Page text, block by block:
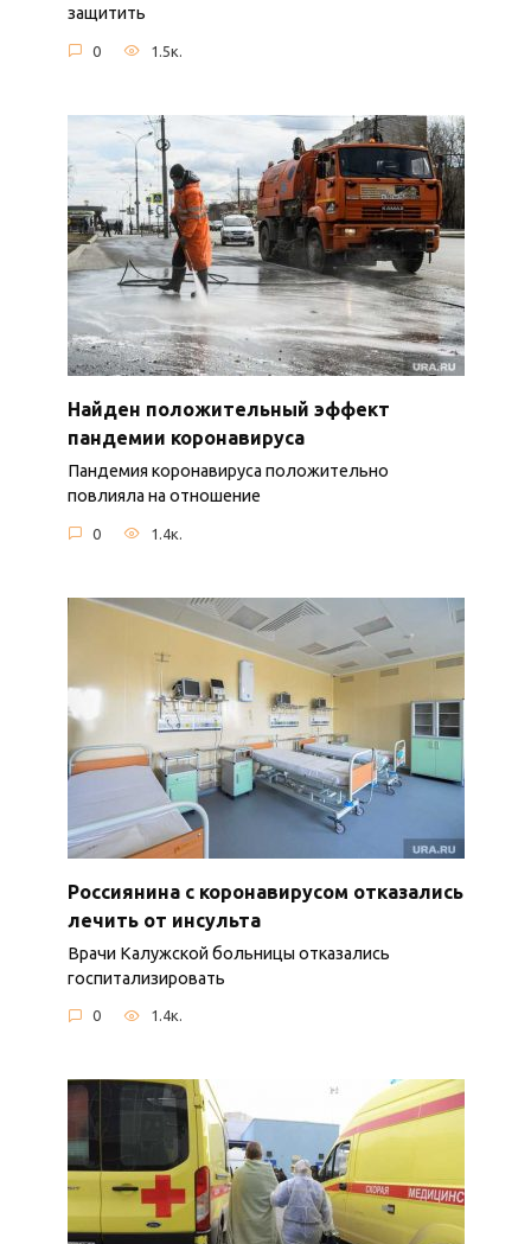
защитить
0 1.5к.
Найден положительный эффект
пандемии коронавируса
Пандемия коронавируса положительно
повлияла на отношение
0 1.4к.
Россиянина с коронавирусом отказались
лечить от инсульта
Врачи Калужской больницы отказались
госпитализировать
0 1.4к.